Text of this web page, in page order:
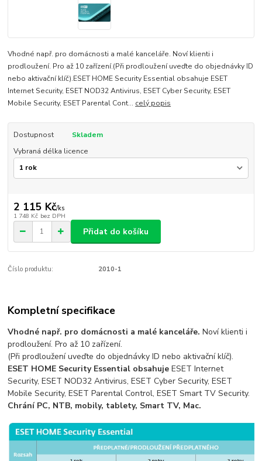
Vhodné např. pro domácnosti a malé kanceláře. Noví klienti i
prodloužení. Pro až 10 zařízení.(Při prodloužení uveďte do objednávky ID
nebo aktivační klíč).ESET HOME Security Essential obsahuje ESET
Internet Security, ESET NOD32 Antivirus, ESET Cyber Security, ESET
Mobile Security, ESET Parental Cont... celý popis
Dostupnost
Skladem
Vybraná délka licence
2 115 Kč/ks
1 748 Kč bez DPH
Přidat do košíku
Číslo produktu: 2010-1
Kompletní specifikace
Vhodné např. pro domácnosti a malé kanceláře. Noví klienti i
prodloužení. Pro až 10 zařízení.
(Při prodloužení uveďte do objednávky ID nebo aktivační klíč).
ESET HOME Security Essential obsahuje ESET Internet
Security, ESET NOD32 Antivirus, ESET Cyber Security, ESET
Mobile Security, ESET Parental Control, ESET Smart TV Security.
Chrání PC, NTB, mobily, tablety, Smart TV, Mac.